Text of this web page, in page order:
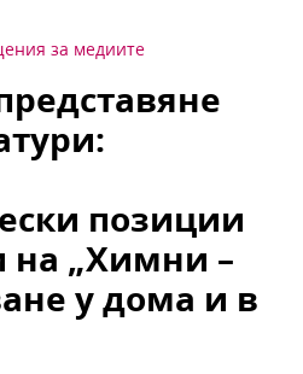
за медиите
позиции
на „Химни –
у дома и в